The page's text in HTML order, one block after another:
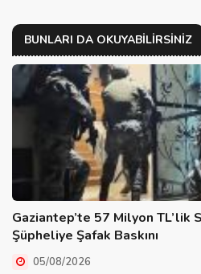
BUNLARI DA OKUYABILIRSINIZ
Gaziantep’te 57 Milyon TL’lik
Şüpheliye Şafak Baskını
05/08/2026